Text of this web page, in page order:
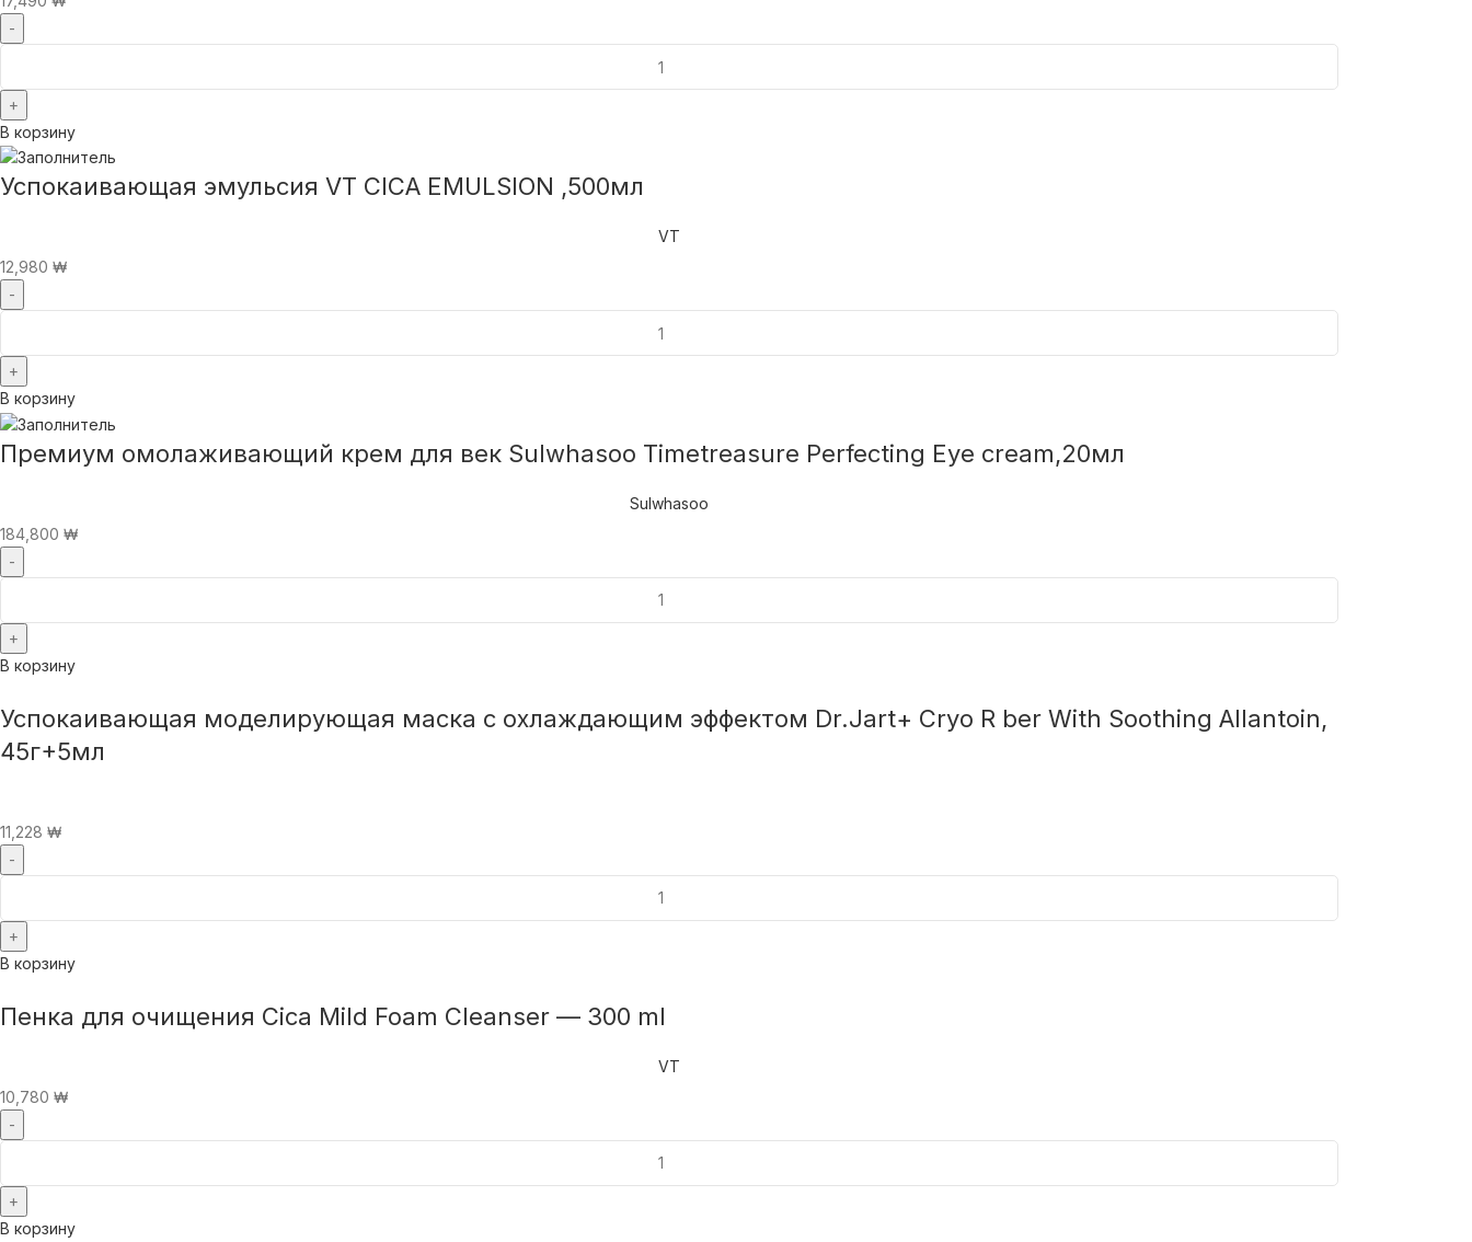
В корзину
Успокаивающая эмульсия VT CICA EMULSION ,500мл
VT
12,980 ₩
В корзину
Премиум омолаживающий крем для век Sulwhasoo Timetreasure Perfecting Eye cream,20мл
Sulwhasoo
184,800 ₩
В корзину
Успокаивающая моделирующая маска с охлаждающим эффектом Dr.Jart+ Cryo R ber With Soothing Allantoin,
45г+5мл
11,228 ₩
В корзину
Пенка для очищения Cica Mild Foam Cleanser — 300 ml
VT
10,780 ₩
В корзину